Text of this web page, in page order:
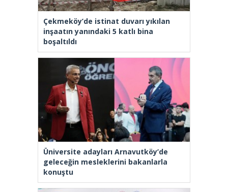
Çekmeköy’de istinat duvarı yıkılan
inşaatın yanındaki 5 katlı bina
boşaltıldı
Üniversite adayları Arnavutköy’de
geleceğin mesleklerini bakanlarla
konuştu